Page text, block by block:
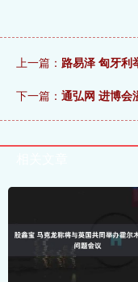
上一篇： 路易泽 匈牙利
下一篇： 通弘网 进博会